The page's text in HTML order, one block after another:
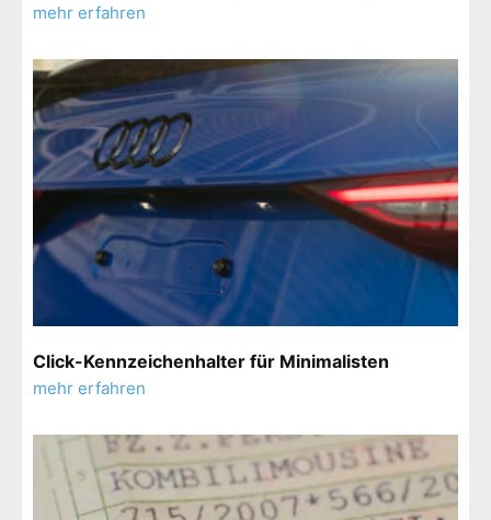
mehr erfahren
Click-Kennzeichenhalter für Minimalisten
mehr erfahren